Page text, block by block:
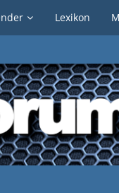
Lexikon